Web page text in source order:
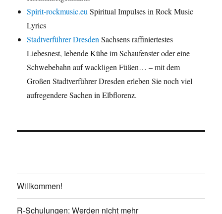
Spirit-rockmusic.eu Spiritual Impulses in Rock Music
Lyrics
Stadtverführer Dresden Sachsens raffiniertestes
Liebesnest, lebende Kühe im Schaufenster oder eine
Schwebebahn auf wackligen Füßen… – mit dem
Großen Stadtverführer Dresden erleben Sie noch viel
aufregendere Sachen in Elbflorenz.
Willkommen!
R-Schulungen: Werden nicht mehr